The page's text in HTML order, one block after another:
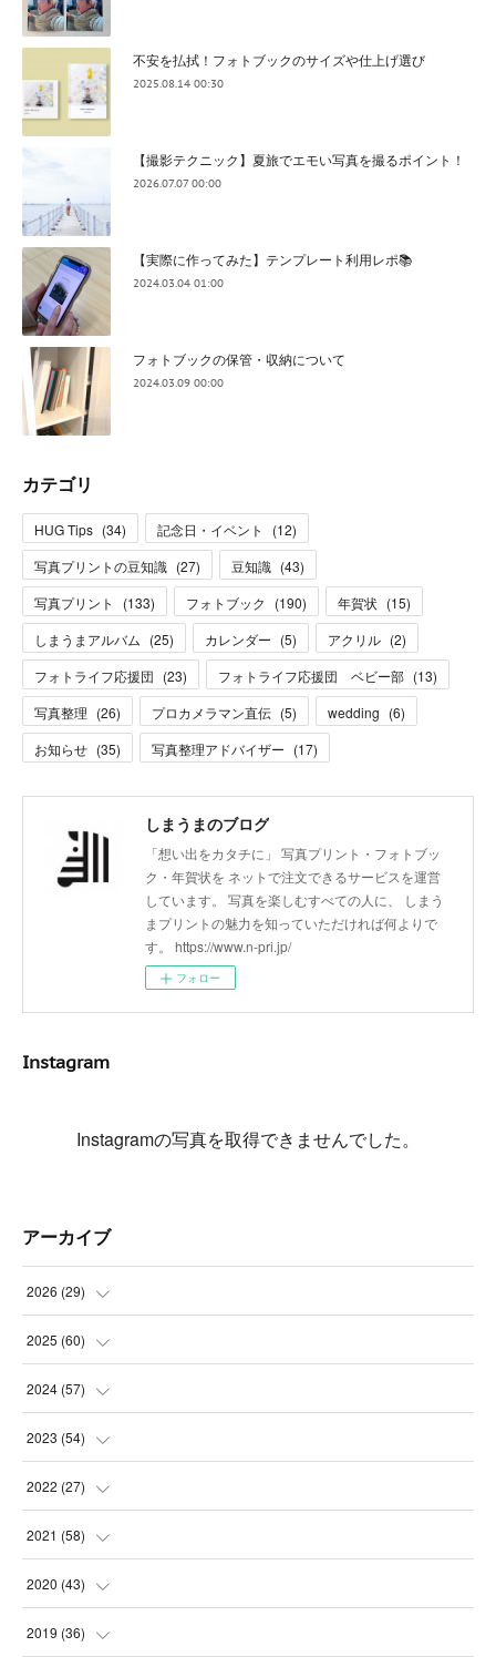
不安を払拭！フォトブックのサイズや仕上げ選び
2025.08.14 00:30
【撮影テクニック】夏旅でエモい写真を撮るポイント！
2026.07.07 00:00
【実際に作ってみた】テンプレート利用レポ📚
2024.03.04 01:00
フォトブックの保管・収納について
2024.03.09 00:00
カテゴリ
HUG Tips (34) 記念日・イベント (12)
写真プリントの豆知識 (27) 豆知識 (43)
写真プリント
(133) フォトブック (190) 年賀状 (15)
しまうまアルバム (25) カレンダー (5) アクリル (2)
フォトライフ応援団 (23) フォトライフ応援団 ベビー部 (13)
写真整理 (26) プロカメラマン直伝 (5) wedding (6)
お知らせ (35) 写真整理アドバイザー (17)
しまうまのブログ
「想い出をカタチに」 写真プリント・フォトブッ
ク・年賀状を ネットで注文できるサービスを運営
しています。 写真を楽しむすべての人に、 しまう
まプリントの魅力を知っていただければ何よりで
す。 https://www.n-pri.jp/
フォロー
Instagram
Instagramの写真を取得できませんでした。
アーカイブ
2026 (29)
(5
(3
(7
(6
2025 (60)
(3
(3
(3
(2
2024 (57)
(4
(5
(2
(6
2023 (54)
(6
(8
(9
(6
2022 (27)
(1
(3
(3
2021 (58)
(1
(5
2020 (43)
(5
2019 (36)